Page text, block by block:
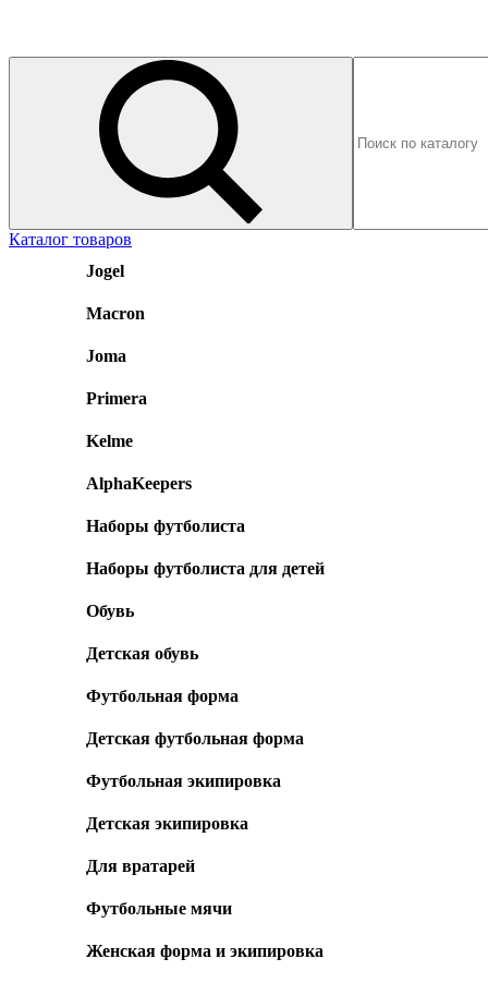
Каталог товаров
Jogel
Macron
Joma
Primera
Kelme
AlphaKeepers
Наборы футболиста
Наборы футболиста для детей
Обувь
Детская обувь
Футбольная форма
Детская футбольная форма
Футбольная экипировка
Детская экипировка
Для вратарей
Футбольные мячи
Женская форма и экипировка